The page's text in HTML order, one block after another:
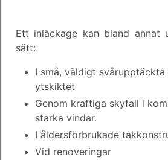
Ett inläckage kan bland annat
sätt:
I små, väldigt
ytskiktet
Genom kraftiga skyfall i
starka vindar.
I åldersförbrukade
Vid renoveringar